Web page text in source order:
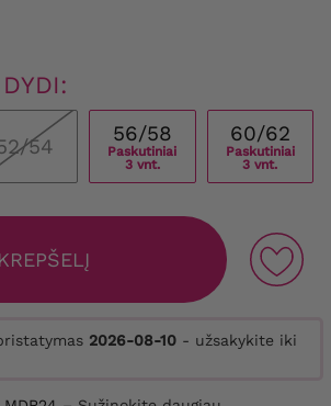
54
56/58
Paskutiniai
3 vnt.
60/62
Paskutiniai
3 vnt.
2026-08-10 - užsakykite iki